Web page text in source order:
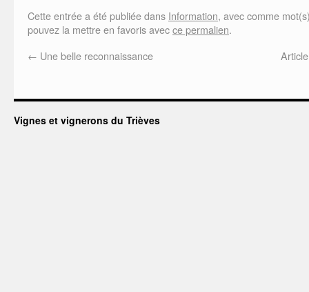
Cette entrée a été publiée dans Information, avec comme
pouvez la mettre en favoris avecce permalien.
← Une belle reconnaissance
Vignes et vignerons du Trièves